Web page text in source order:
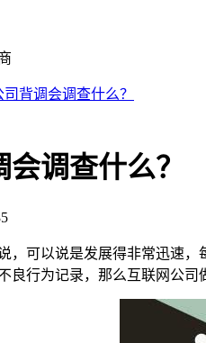
背调会调查什么？
调查什么？
，可以说是发展得非常迅速
良行为记录，那么互联网公司